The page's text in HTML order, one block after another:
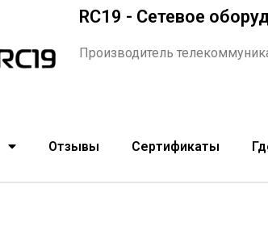
RC19 - Сетевое
Производитель
Отзывы Сертификаты